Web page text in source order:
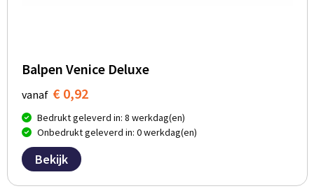
Balpen Venice Deluxe
vanaf € 0,92
Bedrukt geleverd in: 8 werkdag(en)
Onbedrukt geleverd in: 0 werkdag(en)
Bekijk